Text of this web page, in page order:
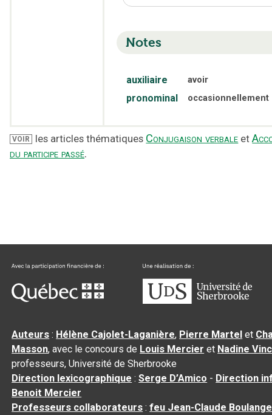
Notes
auxiliaire avoir
pronominal occasionnellement
VOIR les articles thématiques Conjugaison verbale et
du participe passé.
Auteurs : Hélène Cajolet-Laganière, Pierre Martel et
Masson, avec le concours de Louis Mercier et Nadine
professeurs, Université de Sherbrooke
Direction lexicographique :Serge D’Amico - Direction
Benoit Mercier
Professeurs collaborateurs :feu Jean-Claude